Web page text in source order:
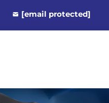
[email protected]